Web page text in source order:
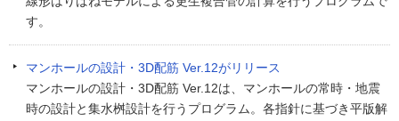
す。
マンホールの設計・3D配筋 Ver.12がリリース
マンホールの設計・3D配筋 Ver.12は、マンホールの常時・地震
時の設計と集水桝設計を行うプログラム。各指針に基づき平版解